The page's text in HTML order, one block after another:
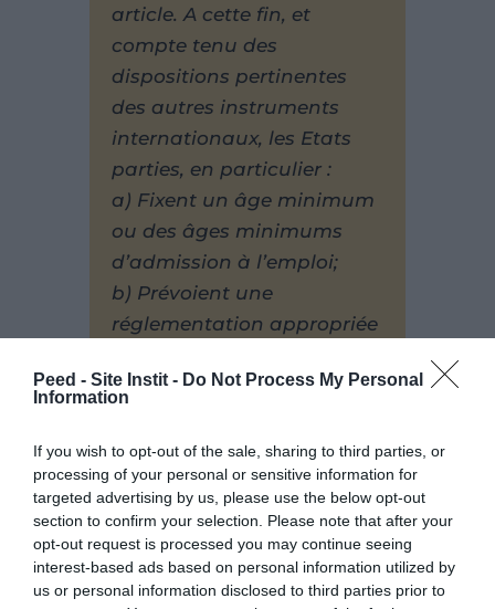
Peed - Site Instit - Do Not Process My Personal
Information
If you wish to opt-out of the sale, sharing to third parties, or
processing of your personal or sensitive information for
targeted advertising by us, please use the below opt-out
section to confirm your selection. Please note that after your
opt-out request is processed you may continue seeing
interest-based ads based on personal information utilized by
us or personal information disclosed to third parties prior to
article. A cette fin, et
compte tenu des
dispositions pertinentes
des autres instruments
internationaux, les Etats
parties, en particulier :
a) Fixent un âge minimum
ou des âges minimums
d’admission à l’emploi;
b) Prévoient une
réglementation appropriée
des conditions d’emploi;
autres sanctions
appropriées pour assurer
l’application effective du
présent article. »
Au Cambodge, l’âge